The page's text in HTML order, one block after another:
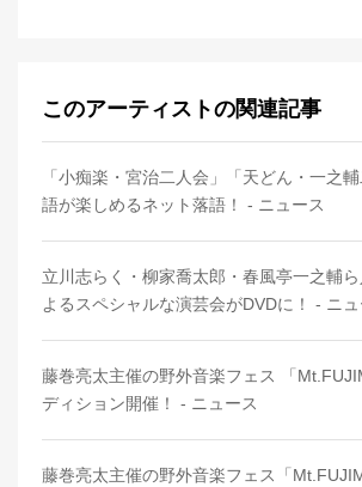
このアーティストの関連記事
「小痴楽・宮治二人会」「天どん・一之
語が楽しめるネット落語！ - ニュース
立川志らく・柳家喬太郎・春風亭一之輔
よるスペシャルな演芸会がDVDに！ - ニュ
藤巻亮太主催の野外音楽フェス 「
ディション開催！ - ニュース
藤巻亮太主催の野外音楽フェス「